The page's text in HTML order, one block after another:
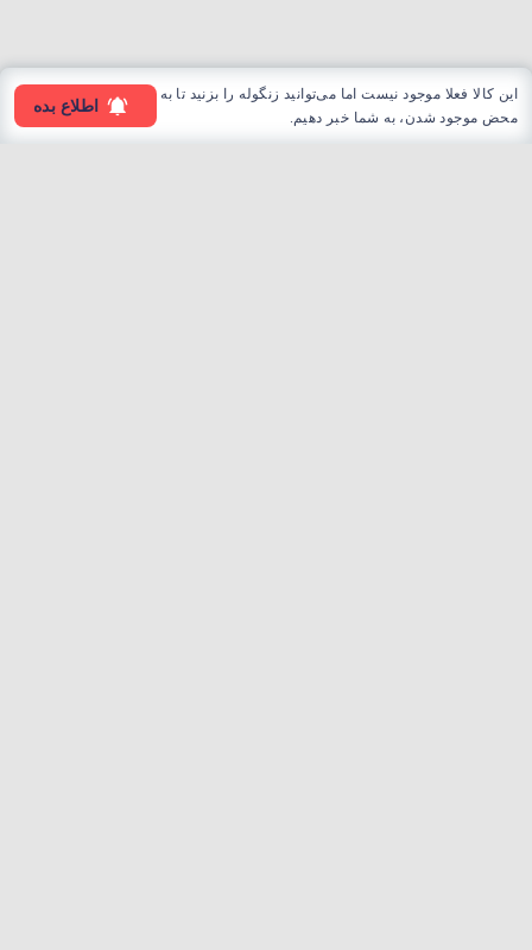
این کالا فعلا موجود نیست اما می‌توانید زنگوله را بزنید تا به
محض موجود شدن، به شما خبر دهیم.
اطلاع بده